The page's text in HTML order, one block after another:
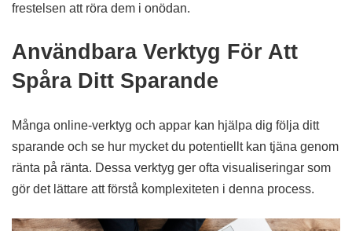
frestelsen att röra dem i onödan.
Användbara Verktyg För Att
Spåra Ditt Sparande
Många online-verktyg och appar kan hjälpa dig följa ditt
sparande och se hur mycket du potentiellt kan tjäna genom
ränta på ränta. Dessa verktyg ger ofta visualiseringar som
gör det lättare att förstå komplexiteten i denna process.